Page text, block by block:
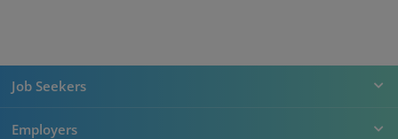
Job Seekers
Employers